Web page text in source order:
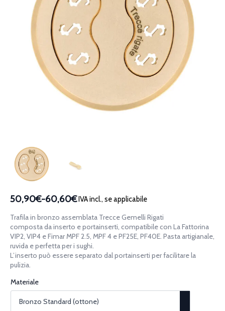
50,90€-60,60€
Fascia
di
prezzo:
da
50,90€
a
60,60€
IVA incl., se applicabile
Trafila in bronzo assemblata Trecce Gemelli Rigati
composta da inserto e portainserti, compatibile con La Fattorina
VIP2, VIP4 e Fimar MPF 2.5, MPF 4 e PF25E, PF40E. Pasta artigianale,
ruvida e perfetta per i sughi.
L’inserto può essere separato dal portainserti per facilitare la
pulizia.
Materiale